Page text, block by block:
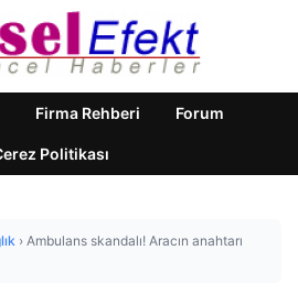
Firma Rehberi Forum
Politikası
› Ambulans skandalı! Aracın anahtarı